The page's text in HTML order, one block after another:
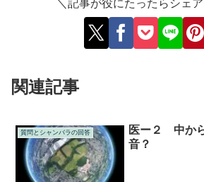
＼記事が役にたったらシェ
関連記事
質問とシャンバラの回答
医ー２ 中か
音？